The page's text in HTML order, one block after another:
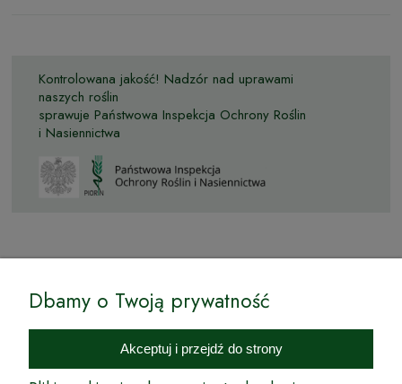
Kontrolowana jakość! Nadzór nad uprawami
naszych roślin
sprawuje Państwowa Inspekcja Ochrony Roślin
i Nasiennictwa
Internetowy Sklep Ogrodniczy Podkarpackie Sady to inicjatywa
podkarpackich szkółkarzy, której zamierzeniem jest wprowadzenie na
rynek wysokiej jakości drzewek owocowych, drzewek ozdobnych oraz
Dbamy o Twoją prywatność
Akceptuj i przejdź do strony